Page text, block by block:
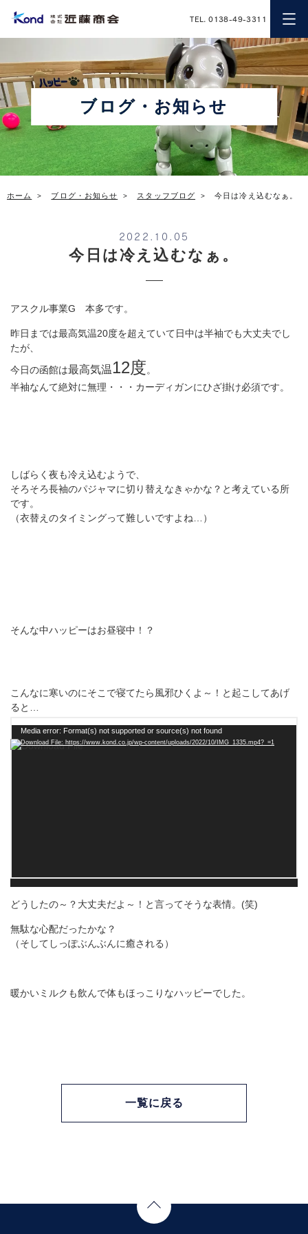
近藤商会
TEL. 0138-49-3311
ブログ・お知らせ
ホーム ブログ・お知らせ スタッフブログ 今日は冷え込むなぁ。
2022.10.05
今日は冷え込むなぁ。
アスクル事業G 本多です。
昨日までは最高気温20度を超えていて日中は半袖でも大丈夫でし
たが、
今日の函館は最高気温12度。
半袖なんて絶対に無理・・・カーディガンにひざ掛け必須です。
しばらく夜も冷え込むようで、
そろそろ長袖のパジャマに切り替えなきゃかな？と考えている所
です。
（衣替えのタイミングって難しいですよね…）
そんな中ハッピーはお昼寝中！？
こんなに寒いのにそこで寝てたら風邪ひくよ～！と起こしてあげ
ると…
画
Media error: Format(s) not supported or source(s) not found
Download File: https://www.kond.co.jp/wp-content/uploads/2022/10/IMG_1335.mp4?_=1
どうしたの～？大丈夫だよ～！と言ってそうな表情。(笑)
無駄な心配だったかな？
（そしてしっぽぶんぶんに癒される）
暖かいミルクも飲んで体もほっこりなハッピーでした。
一覧に戻る